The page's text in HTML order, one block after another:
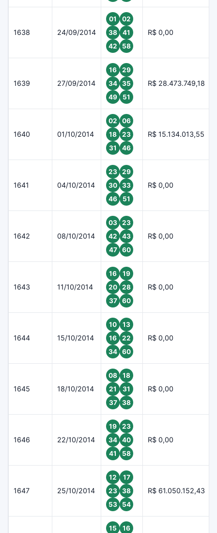
1638 24/09/2014
01
02
38
41
42
58
R$ 0,00
1639 27/09/2014
16
29
34
35
49
51
R$ 28.473.749,18
1640 01/10/2014
02
06
18
23
31
46
R$ 15.134.013,55
1641 04/10/2014
23
29
30
33
46
51
R$ 0,00
1642 08/10/2014
03
23
42
43
47
60
R$ 0,00
1643 11/10/2014
16
19
20
28
37
60
R$ 0,00
1644 15/10/2014
10
13
16
22
34
60
R$ 0,00
1645 18/10/2014
08
18
21
31
37
38
R$ 0,00
1646 22/10/2014
19
23
34
40
41
58
R$ 0,00
1647 25/10/2014
12
17
23
38
53
54
R$ 61.050.152,43
15
16